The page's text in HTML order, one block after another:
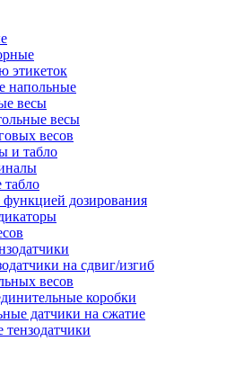
этикеток
напольные
весы
весы
весов
и табло
дозирования
на сдвиг/изгиб
весов
коробки
датчики на сжатие